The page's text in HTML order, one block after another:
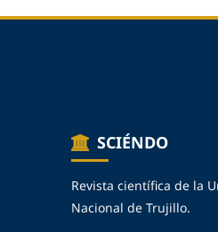
SCIÉNDO
Revista científica de la
Nacional de Trujillo.